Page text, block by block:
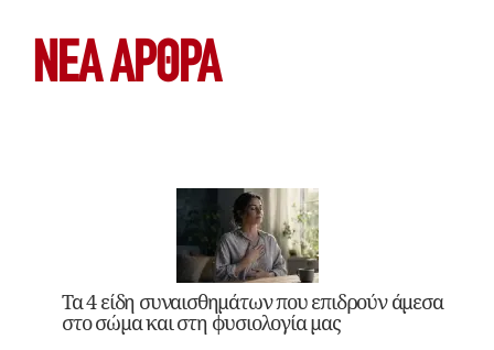
ΝΕΑ ΆΡΘΡΑ
Τα 4 είδη συναισθημάτων που επιδρούν άμεσα
στο σώμα και στη φυσιολογία μας